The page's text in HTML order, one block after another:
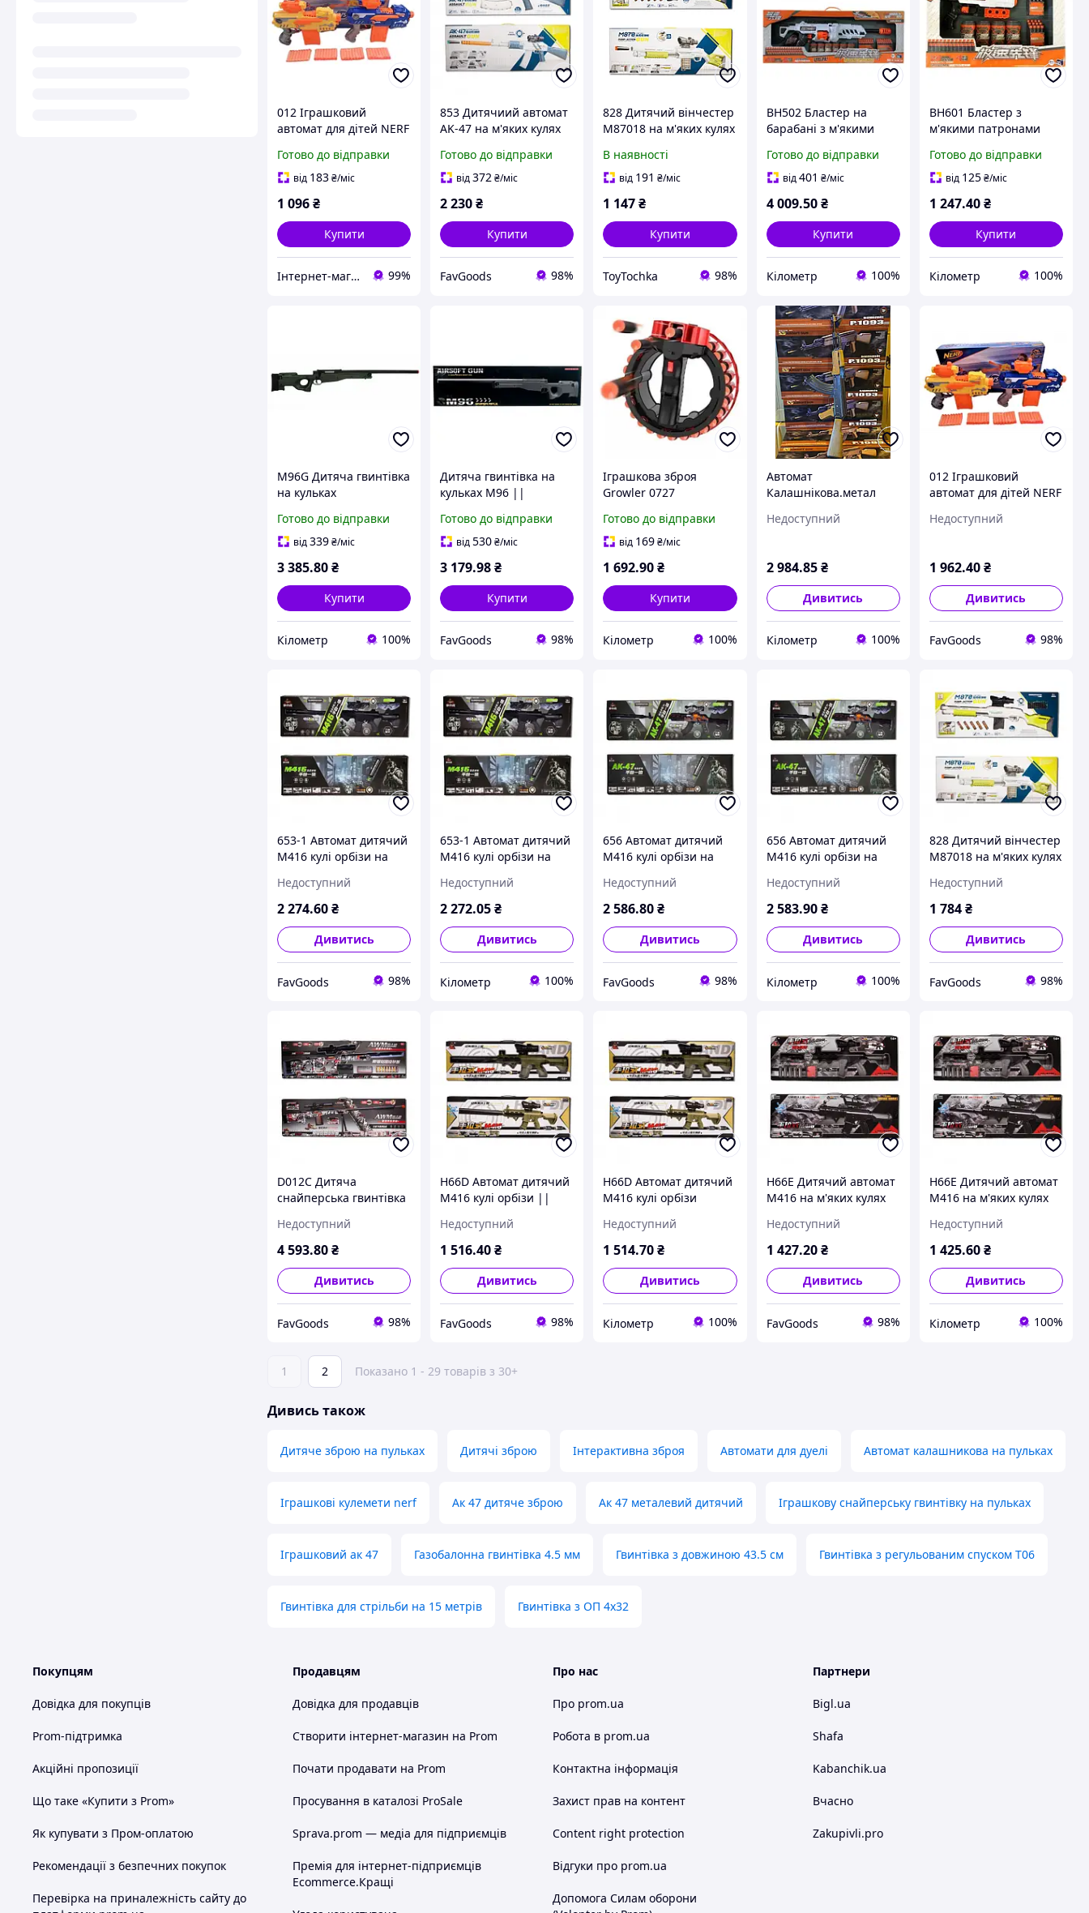
012 Іграшковий
автомат для дітей NERF
Готово до відправки
від 183₴/міс
1 096₴
Купити
Інтернет-магазин фурнітури для творчості і товарів для дітей "7Heaven" 99%
853 Дитячиий автомат
AK-47 на м'яких кулях
Готово до відправки
від372 ₴/міс
2 230₴
Купити
FavGoods 98%
828 Дитячий вінчестер
M87018 на м'яких кулях
В наявності
від 191 ₴/міс
1 147₴
Купити
ToyTochka 98%
BH502 Бластер на
барабані з м'якими
Готово до відправки
від401 ₴/міс
4 009.50 ₴
Купити
Кілометр 100%
BH601 Бластер з
м'якими патронами
Готово до відправки
від 125₴/міс
1 247.40₴
Купити
Кілометр 100%
M96G Дитяча гвинтівка
на кульках
Готово до відправки
від339₴/міс
3 385.80₴
Купити
Кілометр 100%
Дитяча гвинтівка на
кульках M96 ||
Готово до відправки
від530₴/міс
3 179.98₴
Купити
FavGoods 98%
Іграшкова зброя
Growler 0727
Готово до відправки
від 169₴/міс
1 692.90₴
Купити
Кілометр 100%
Автомат
Калашнікова.метал
Недоступний
2 984.85 ₴
Дивитись
Кілометр 100%
012 Іграшковий
автомат для дітей NERF
Недоступний
1 962.40₴
Дивитись
FavGoods 98%
653-1 Автомат дитячий
M416 кулі орбізи на
FavGoods
Недоступний
2 274.60₴
Дивитись
FavGoods 98%
653-1 Автомат дитячий
M416 кулі орбізи на
Недоступний
2 272.05₴
Дивитись
Кілометр 100%
656 Автомат дитячий
M416 кулі орбізи на
FavGoods
Недоступний
2 586.80₴
Дивитись
FavGoods 98%
656 Автомат дитячий
M416 кулі орбізи на
Недоступний
2 583.90 ₴
Дивитись
Кілометр 100%
828 Дитячий вінчестер
M87018 на м'яких кулях
Недоступний
1 784₴
Дивитись
FavGoods 98%
D012C Дитяча
снайперська гвинтівка
гільзами || FavGoods
Недоступний
4 593.80₴
Дивитись
FavGoods 98%
H66D Автомат дитячий
M416 кулі орбізи ||
Недоступний
1 516.40₴
Дивитись
FavGoods 98%
H66D Автомат дитячий
M416 кулі орбізи
Недоступний
1 514.70₴
Дивитись
Кілометр 100%
H66E Дитячий автомат
M416 на м'яких кулях
Недоступний
1 427.20 ₴
Дивитись
FavGoods 98%
H66E Дитячий автомат
M416 на м'яких кулях
Недоступний
1 425.60₴
Дивитись
Кілометр 100%
1 2 Показано 1 - 29 товарів з 30+
Дивись також
Дитяче зброю на пульках Дитячі зброю Інтерактивна зброя Автомати для дуелі Автомат калашникова на пульках
Іграшкові кулемети nerf Ак 47 дитяче зброю Ак 47 металевий дитячий Іграшкову снайперську гвинтівку на пульках
Іграшковий ак 47 Газобалонна гвинтівка 4.5 мм Гвинтівка з довжиною 43.5 см Гвинтівка з регульованим спуском T06
Гвинтівка для стрільби на 15 метрів Гвинтівка з ОП 4x32
Покупцям
Довідка для покупців
Prom-підтримка
Акційні пропозиції
Що таке «Купити з Prom»
Як купувати з Пром-оплатою
Рекомендації з безпечних покупок
Перевірка на приналежність сайту до
Продавцям
Довідка для продавців
Створити інтернет-магазин на Prom
Почати продавати на Prom
Просування в каталозі ProSale
Sprava.prom — медіа для підприємців
Премія для інтернет-підприємців
Ecommerce.Кращі
Про нас
Про prom.ua
Робота в prom.ua
Контактна інформація
Захист прав на контент
Content right protection
Відгуки про prom.ua
Допомога Силам оборони
Партнери
Bigl.ua
Shafa
Kabanchik.ua
Вчасно
Zakupivli.pro